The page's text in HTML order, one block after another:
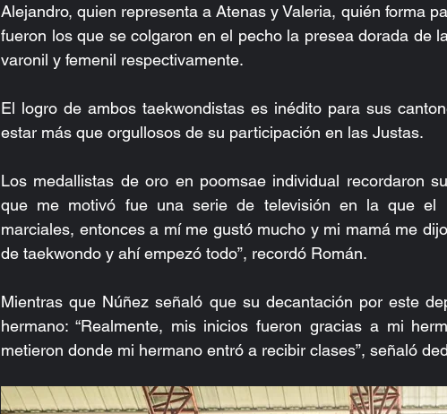
Alejandro, quien representa a Atenas y Valeria, quién forma
fueron los que se colgaron en el pecho la presea dorada de
varonil y femenil respectivamente.
El logro de ambos taekwondistas es inédito para sus
estar más que orgullosos de su participación en las Justas.
Los medallistas de oro en poomsae individual recordaron
que me motivó fue una serie de televisión en la que el
marciales, entonces a mí me gustó mucho y mi mamá me
de taekwondo y ahí empezó todo”, recordó Román.
Mientras que Núñez señaló que su decantación por este
hermano: “Realmente, mis inicios fueron gracias a mi
metieron donde mi hermano entró a recibir clases”, señaló